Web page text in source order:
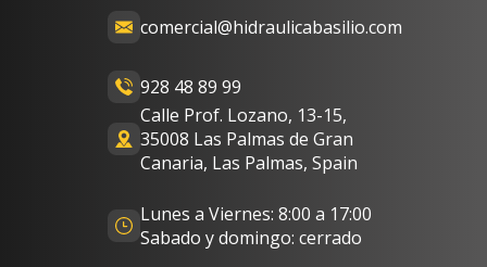
comercial@hidraulicabasilio.com
928 48 89 99
Calle Prof. Lozano, 13-15,
35008 Las Palmas de Gran
Canaria, Las Palmas, Spain
Lunes a Viernes: 8:00 a 17:00
Sabado y domingo: cerrado